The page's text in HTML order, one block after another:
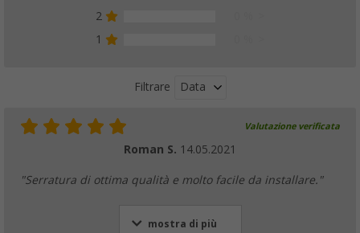
2
1
Filtrare Data
Valutazione verificata
Roman S. 14.05.2021
"Serratura di ottima qualità e molto facile da installare."
mostra di più